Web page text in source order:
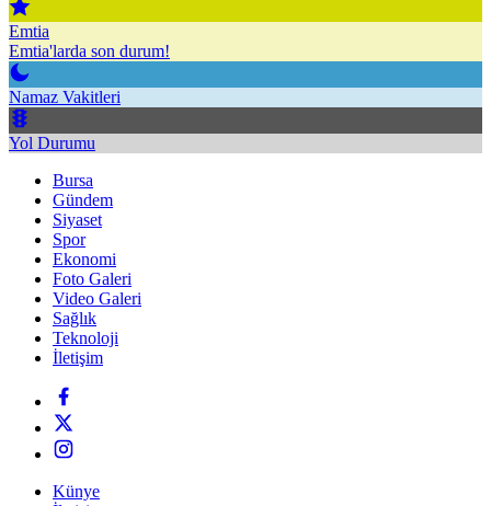
Emtia
Emtia'larda son durum!
Namaz Vakitleri
Yol Durumu
Bursa
Gündem
Siyaset
Spor
Ekonomi
Foto Galeri
Video Galeri
Sağlık
Teknoloji
İletişim
Künye